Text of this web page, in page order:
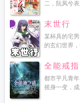
二，阮凤兮
末世行
某杯具的宅
的玄幻世界
全能戒指
都市平凡青
摇身一变，